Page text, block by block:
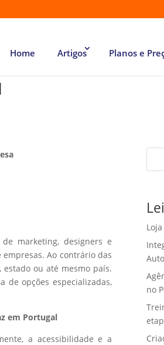
Home Artigos Planos e
marketing, designers e
Ao contrário das
ou até mesmo país.
de opções especializadas,
em Portugal
a acessibilidade e a
no